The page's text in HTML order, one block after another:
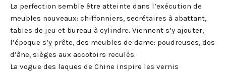
La perfection semble être atteinte dans l’exécution de
meubles nouveaux: chiffonniers, secrétaires à abattant,
tables de jeu et bureau à cylindre. Viennent s’y ajouter,
l’époque s’y prête, des meubles de dame: poudreuses, dos
d’âne, sièges aux accotoirs reculés.
La vogue des laques de Chine inspire les vernis